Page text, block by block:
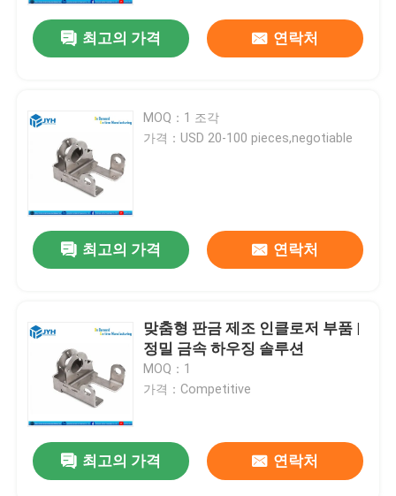
최고의 가격 연락처
MOQ：1 조각
가격：USD 20-100 pieces,negotiable
최고의 가격 연락처
맞춤형 판금 제조 인클로저 부품 |
정밀 금속 하우징 솔루션
MOQ：1
가격：Competitive
최고의 가격 연락처